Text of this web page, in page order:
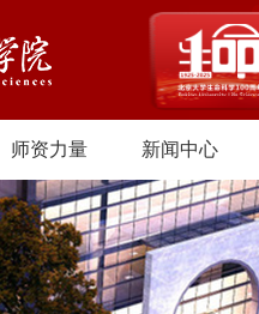
师资力量 新闻中心